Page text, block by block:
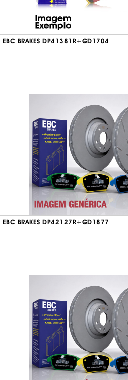
EBC BRAKES DP41381R+GD1704
EBC BRAKES DP42127R+GD1877
Ir para o carrinho